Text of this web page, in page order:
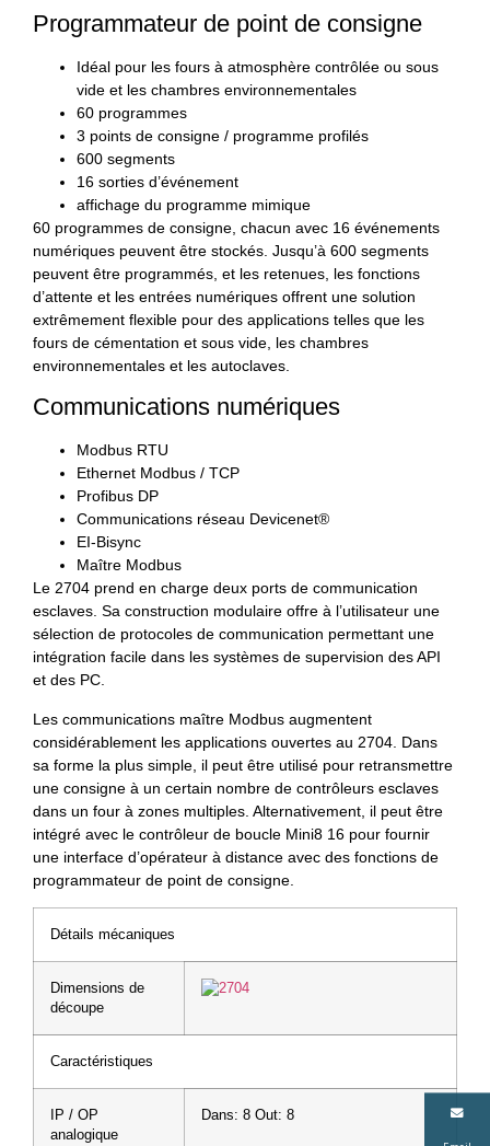
Programmateur de point de consigne
Idéal pour les fours à atmosphère contrôlée ou sous
vide et les chambres environnementales
60 programmes
3 points de consigne / programme profilés
600 segments
16 sorties d’événement
affichage du programme mimique
60 programmes de consigne, chacun avec 16 événements
numériques peuvent être stockés. Jusqu’à 600 segments
peuvent être programmés, et les retenues, les fonctions
d’attente et les entrées numériques offrent une solution
extrêmement flexible pour des applications telles que les
fours de cémentation et sous vide, les chambres
environnementales et les autoclaves.
Communications numériques
Modbus RTU
Ethernet Modbus / TCP
Profibus DP
Communications réseau Devicenet®
EI-Bisync
Maître Modbus
Le 2704 prend en charge deux ports de communication
esclaves. Sa construction modulaire offre à l’utilisateur une
sélection de protocoles de communication permettant une
intégration facile dans les systèmes de supervision des API
et des PC.
Les communications maître Modbus augmentent
considérablement les applications ouvertes au 2704. Dans
sa forme la plus simple, il peut être utilisé pour retransmettre
une consigne à un certain nombre de contrôleurs esclaves
dans un four à zones multiples. Alternativement, il peut être
intégré avec le contrôleur de boucle Mini8 16 pour fournir
une interface d’opérateur à distance avec des fonctions de
programmateur de point de consigne.
Détails mécaniques
Dimensions de
découpe
Caractéristiques
IP / OP
analogique
Dans: 8 Out: 8